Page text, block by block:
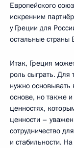
Европейского
искренним
у Греции для
остальные страны
Итак, Греция
роль сыграть. Для
нужно
основе, но также
ценностях,
ценности –
сотрудничество
и стабильности.